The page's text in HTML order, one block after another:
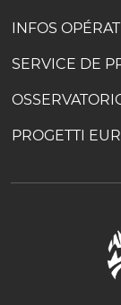
INFOS
SERVICE DE
PROGETTI